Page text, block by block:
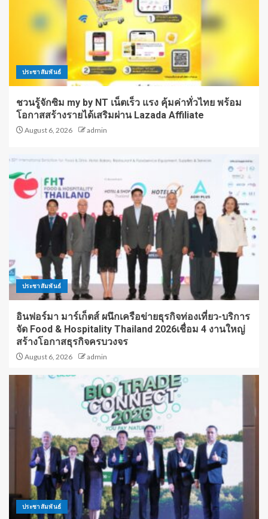
ประชาสัมพันธ์
ชวนรู้จักซิม my by NT เน็ตเร็ว แรง คุ้มค่าทั่วไทย พร้อม
โอกาสสร้างรายได้เสริมผ่าน Lazada Affiliate
August 6, 2026 admin
ประชาสัมพันธ์
อินฟอร์มา มาร์เก็ตส์ ผนึกเครือข่ายธุรกิจท่องเที่ยว-บริการ
จัด Food & Hospitality Thailand 2026เชื่อม 4 งานใหญ่
สร้างโอกาสธุรกิจครบวงจร
August 6, 2026 admin
ประชาสัมพันธ์